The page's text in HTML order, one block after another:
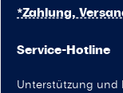
Service-Hotline
Unterstützung und
*Zahlung,